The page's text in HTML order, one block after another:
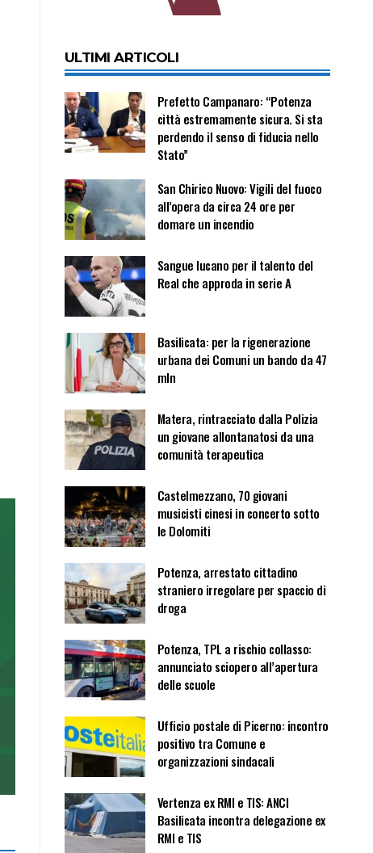
ULTIMI ARTICOLI
Prefetto Campanaro: “Potenza
città estremamente sicura. Si sta
perdendo il senso di fiducia nello
Stato”
San Chirico Nuovo: Vigili del fuoco
all’opera da circa 24 ore per
domare un incendio
Sangue lucano per il talento del
Real che approda in serie A
Basilicata: per la rigenerazione
urbana dei Comuni un bando da 47
mln
Matera, rintracciato dalla Polizia
un giovane allontanatosi da una
comunità terapeutica
Castelmezzano, 70 giovani
musicisti cinesi in concerto sotto
le Dolomiti
Potenza, arrestato cittadino
straniero irregolare per spaccio di
droga
Potenza, TPL a rischio collasso:
annunciato sciopero all’apertura
delle scuole
Ufficio postale di Picerno: incontro
positivo tra Comune e
organizzazioni sindacali
Vertenza ex RMI e TIS: ANCI
Basilicata incontra delegazione ex
RMI e TIS